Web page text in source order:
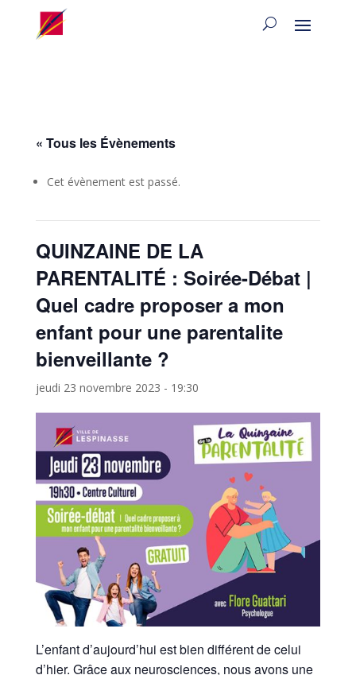
« Tous les Évènements
Cet évènement est passé.
QUINZAINE DE LA
PARENTALITÉ : Soirée-Débat |
Quel cadre proposer a mon
enfant pour une parentalite
bienveillante ?
jeudi 23 novembre 2023 - 19:30
L’enfant d’aujourd’hui est bien différent de celui
d’hier. Grâce aux neurosciences, nous avons une